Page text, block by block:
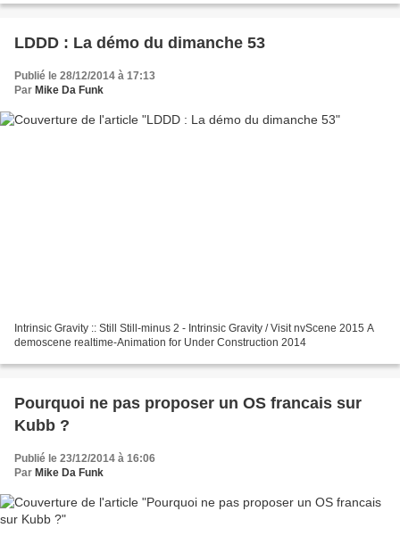
LDDD : La démo du dimanche 53
Publié le 28/12/2014 à 17:13
Par Mike Da Funk
Intrinsic Gravity :: Still Still-minus 2 - Intrinsic Gravity / Visit nvScene 2015 A
demoscene realtime-Animation for Under Construction 2014
Pourquoi ne pas proposer un OS francais sur
Kubb ?
Publié le 23/12/2014 à 16:06
Par Mike Da Funk